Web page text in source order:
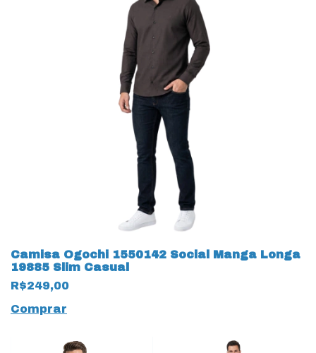
Camisa Ogochi 1550142 Social Manga Longa
19885 Slim Casual
R$249,00
Comprar